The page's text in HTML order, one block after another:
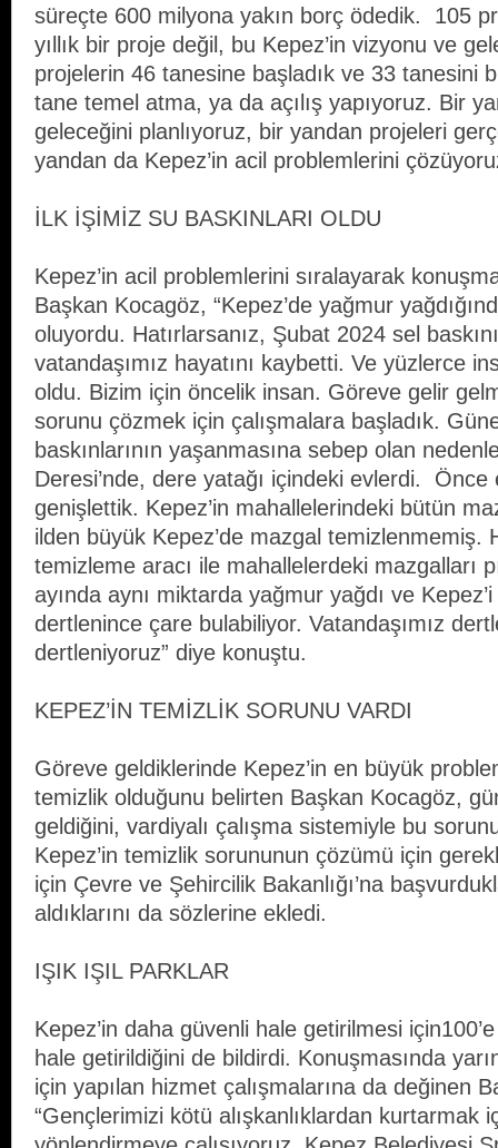
süreçte 600 milyona yakın borç ödedik. 105
yıllık bir proje değil, bu Kepez’in vizyonu ve
projelerin 46 tanesine başladık ve 33 tanesini
tane temel atma, ya da açılış yapıyoruz. Bir
geleceğini planlıyoruz, bir yandan projeleri
yandan da Kepez’in acil problemlerini
İLK İŞİMİZ SU BASKINLARI OLDU
Kepez’in acil problemlerini sıralayarak
Başkan Kocagöz, “Kepez’de yağmur
oluyordu. Hatırlarsanız, Şubat 2024 sel
vatandaşımız hayatını kaybetti. Ve yüzlerce
oldu. Bizim için öncelik insan. Göreve gelir
sorunu çözmek için çalışmalara başladık.
baskınlarının yaşanmasına sebep olan
Deresi’nde, dere yatağı içindeki evlerdi. Önce
genişlettik. Kepez’in mahallelerindeki bütün
ilden büyük Kepez’de mazgal temizlenmemiş.
temizleme aracı ile mahallelerdeki mazgalları
ayında aynı miktarda yağmur yağdı ve
dertlenince çare bulabiliyor. Vatandaşımız
dertleniyoruz” diye konuştu.
KEPEZ’İN TEMİZLİK SORUNU VARDI
Göreve geldiklerinde Kepez’in en büyük
temizlik olduğunu belirten Başkan Kocagöz,
geldiğini, vardiyalı çalışma sistemiyle bu
Kepez’in temizlik sorununun çözümü için
için Çevre ve Şehircilik Bakanlığı’na
aldıklarını da sözlerine ekledi.
IŞIK IŞIL PARKLAR
Kepez’in daha güvenli hale getirilmesi için100’e
hale getirildiğini de bildirdi. Konuşmasında
için yapılan hizmet çalışmalarına da değinen
“Gençlerimizi kötü alışkanlıklardan kurtarmak